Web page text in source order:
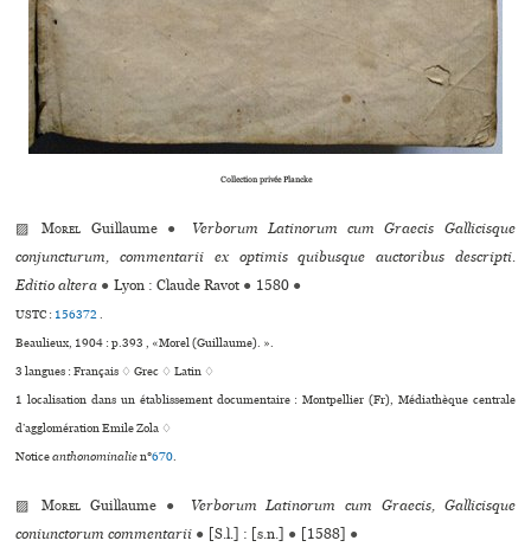
Collection privée Plancke
▨Morel Guillaume ●
Verborum Latinorum cum Graecis Gallicisque
conjuncturum, commentarii ex optimis quibusque auctoribus descripti.
Editio altera ● Lyon : Claude Ravot ● 1580 ●
USTC : 156372.
Beaulieux, 1904 : p.393 , «Morel (Guillaume). ».
3 langues :Français ♢Grec ♢Latin ♢
1 localisation dans un établissement documentaire : Montpellier (Fr), Médiathèque cen­trale
d’agglo­mé­ra­tion Emile Zola ♢
Noticeanthonominalien°670.
▨Morel Guillaume ●
Verborum Latinorum cum Graecis, Gallicisque
coniunctorum commentarii ● [S.l.] : [s.n.] ● [1588] ●